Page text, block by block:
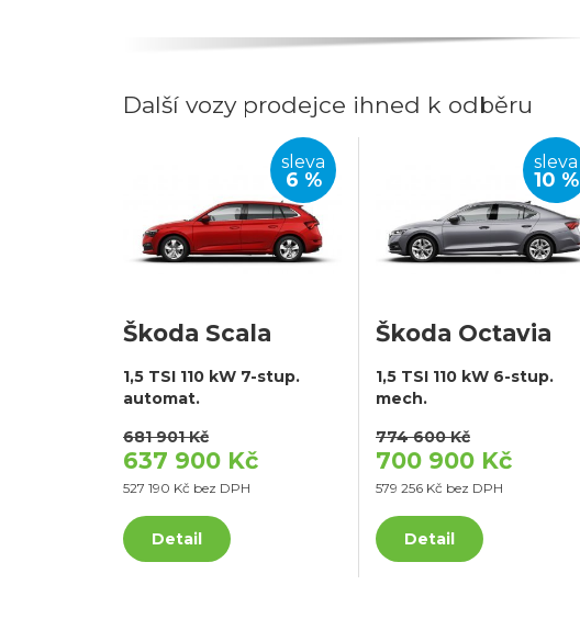
Další vozy prodejce ihned k odběru
sleva
6 %
Škoda Scala
1,5 TSI 110 kW 7-stup.
automat.
681 901 Kč
637 900 Kč
527 190 Kč bez DPH
Detail
sleva
10 %
Škoda Octavia
1,5 TSI 110 kW 6-stup.
mech.
774 600 Kč
700 900 Kč
579 256 Kč bez DPH
Detail